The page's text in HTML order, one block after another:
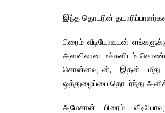
இந்த தொடரின்
பிரைம் வீடியோவுடன்
அளவிலான மக்களிடம் கொண்டு
சொன்னவுடன், இதன் மீது
ஒத்துழைப்பை தொடர்ந்து
அமேசான் பிரைம்